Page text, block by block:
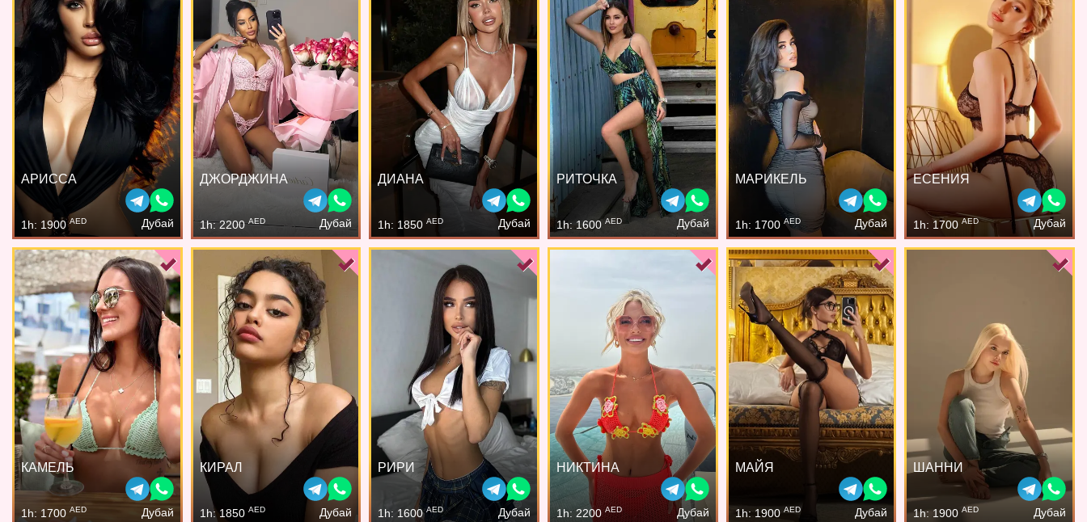
АРИССА
1h: 1900AED Дубай
ДЖОРДЖИНА
1h: 2200AED Дубай
ДИАНА
1h: 1850AED Дубай
РИТОЧКА
1h: 1600 AED Дубай
МАРИКЕЛЬ
1h: 1700 AED Дубай
ЕСЕНИЯ
1h: 1700AED Дубай
КАМЕЛЬ
1h: 1700 AED Дубай
КИРАЛ
1h: 1850 AED Дубай
РИРИ
1h: 1600AED Дубай
НИКТИНА
1h: 2200 AED Дубай
МАЙЯ
1h: 1900 AED Дубай
ШАННИ
1h: 1900AED Дубай